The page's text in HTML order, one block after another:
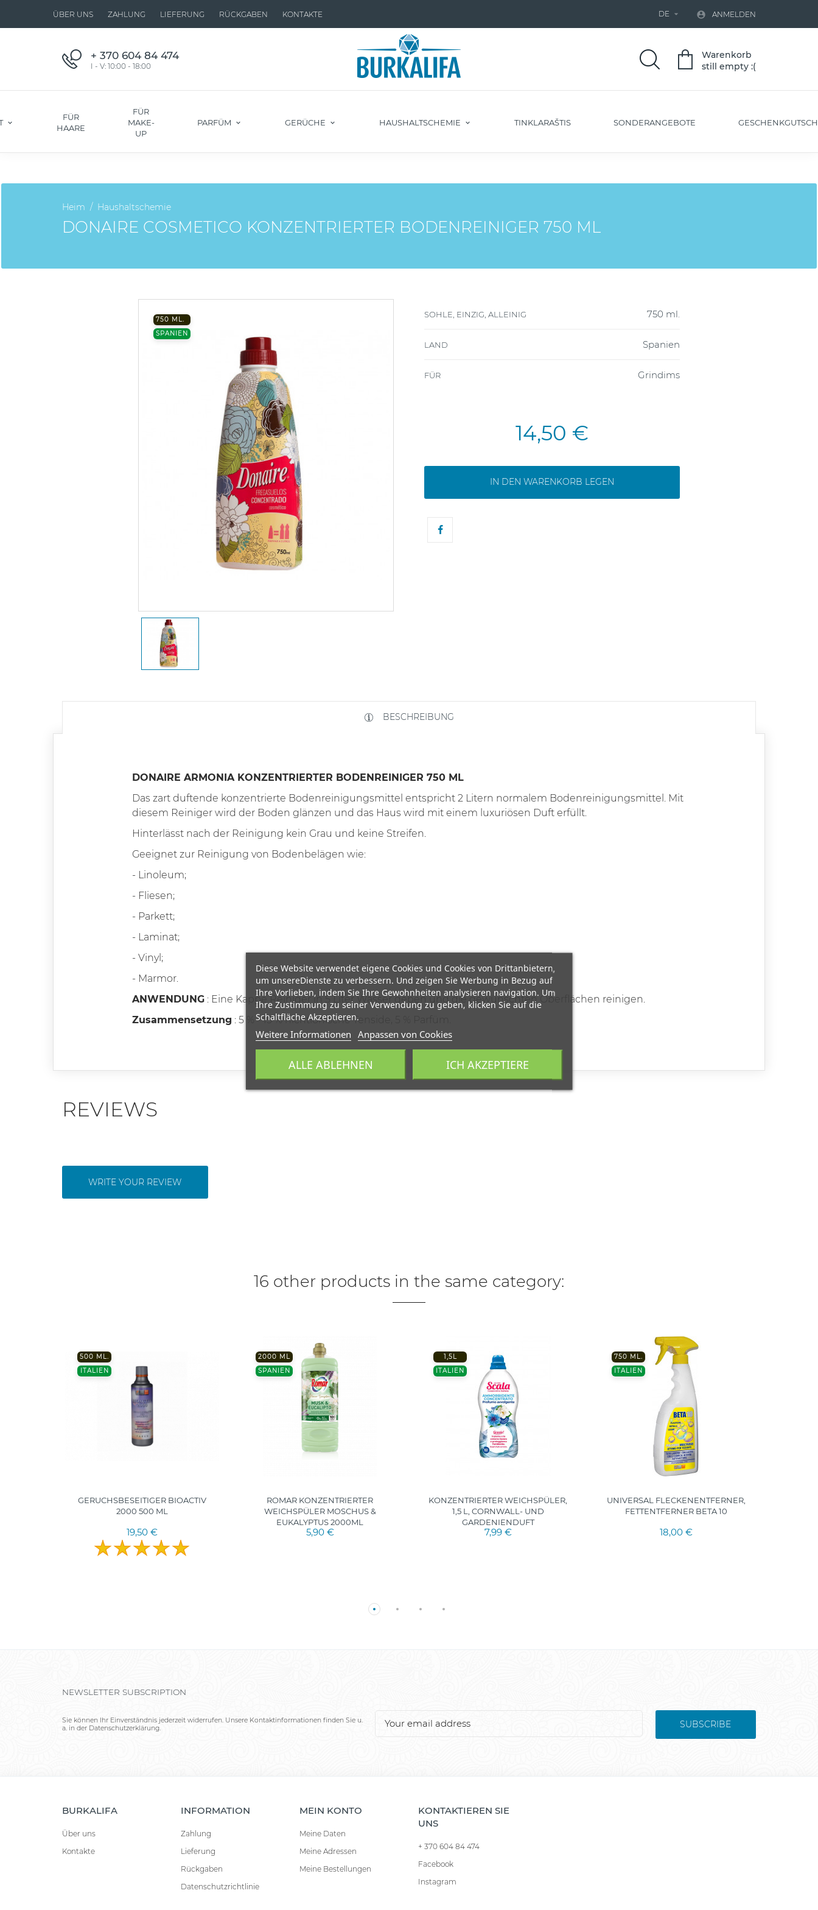
ÜBER UNS ZAHLUNG LIEFERUNG RÜCKGABEN KONTAKTE DE   ANMELDEN
+ 370 604 84 474
I - V: 10:00 - 18:00
Warenkorb
still empty :(
FÜR
HAARE
FÜR
MAKE-
UP
PARFÜM GERÜCHE HAUSHALTSCHEMIE TINKLARAŠTIS SONDERANGEBOTE
Heim Haushaltschemie
DONAIRE COSMETICO KONZENTRIERTER BODENREINIGER 750 ML
750 ML.
SPANIEN
SOHLE, EINZIG, ALLEINIG 750 ml.
LAND Spanien
FÜR Grindims
14,50 €
IN DEN WARENKORB LEGEN
BESCHREIBUNG
DONAIRE ARMONIA KONZENTRIERTER BODENREINIGER 750 ML
Das zart duftende konzentrierte Bodenreinigungsmittel entspricht 2 Litern normalem Bodenreinigungsmittel. Mit
diesem Reiniger wird der Boden glänzen und das Haus wird mit einem luxuriösen Duft erfüllt.
Hinterlässt nach der Reinigung kein Grau und keine Streifen.
Geeignet zur Reinigung von Bodenbelägen wie:
- Linoleum;
- Fliesen;
- Parkett;
- Laminat;
- Vinyl;
- Marmor.
ANWENDUNG : Eine Kappe Reiniger in 5 Liter Wasser geben und die gewünschten Oberflächen reinigen.
Zusammensetzung : 5 % - 15 % nichtionische Tenside, 5 % Parfüm.
REVIEWS
WRITE YOUR REVIEW
16 other products in the same category:
500 ML.
ITALIEN
GERUCHSBESEITIGER BIOACTIV
2000 500 ML
19,50 €
2000 ML
SPANIEN
ROMAR KONZENTRIERTER
WEICHSPÜLER MOSCHUS &
EUKALYPTUS 2000ML
5,90 €
1,5L
ITALIEN
KONZENTRIERTER WEICHSPÜLER,
1,5 L, CORNWALL- UND
GARDENIENDUFT
7,99 €
750 ML.
ITALIEN
UNIVERSAL FLECKENENTFERNER,
FETTENTFERNER BETA 10
18,00 €
NEWSLETTER SUBSCRIPTION
Sie können Ihr Einverständnis jederzeit widerrufen. Unsere Kontaktinformationen finden Sie u.
a. in der Datenschutzerklärung.
SUBSCRIBE
BURKALIFA
Über uns
Kontakte
INFORMATION
Zahlung
Lieferung
Rückgaben
Datenschutzrichtlinie
MEIN KONTO
Meine Daten
Meine Adressen
Meine Bestellungen
KONTAKTIEREN SIE
UNS
+ 370 604 84 474
Facebook
Instagram
Diese Website verwendet eigene Cookies und Cookies von Drittanbietern,
um unsereDienste zu verbessern. Und zeigen Sie Werbung in Bezug auf
Ihre Vorlieben, indem Sie Ihre Gewohnheiten analysieren navigation. Um
Ihre Zustimmung zu seiner Verwendung zu geben, klicken Sie auf die
Schaltfläche Akzeptieren.
Weitere Informationen Anpassen von Cookies
ALLE ABLEHNEN ICH AKZEPTIERE